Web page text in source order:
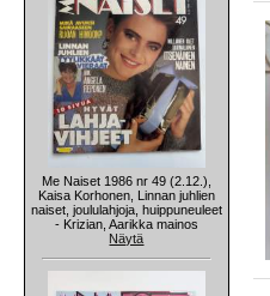
Me Naiset 1986 nr 49 (2.12.),
Kaisa Korhonen, Linnan juhlien
naiset, joululahjoja, huippuneuleet
- Krizian, Aarikka mainos
Näytä